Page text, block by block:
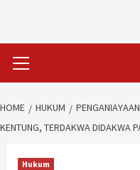
Menu
HOME HUKUM
KENTUNG, TERDAKWA DIDAKWA
Hukum